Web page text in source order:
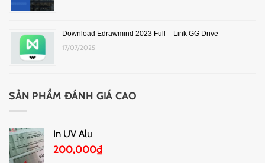
Download Edrawmind 2023 Full – Link GG Drive
17/07/2025
SẢN PHẨM ĐÁNH GIÁ CAO
In UV Alu
200,000₫